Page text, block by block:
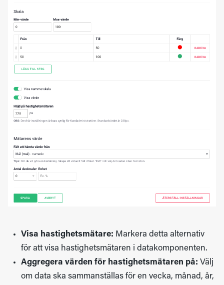
Visa hastighetsmätare: Markera detta alternativ
för att visa hastighetsmätaren i datakomponenten.
Aggregera värden för hastighetsmätaren på: Välj
om data ska sammanställas för en vecka, månad, år,